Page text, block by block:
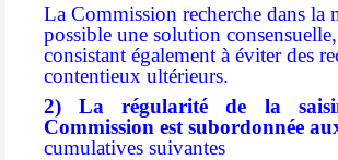
La Commission recherche dans la
possible une solution
consistant également à éviter des
contentieux ultérieurs.
2) La régularité de la
Commission est subordonnée
cumulatives suivantes